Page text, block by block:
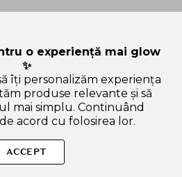
Glow Serum - ser de fata
niacinamida, care contribuie la
o experiență mai glow
✨
îți personalizăm experiența
produse relevante și să
mai simplu. Continuând
acord cu folosirea lor.
ACCEPT